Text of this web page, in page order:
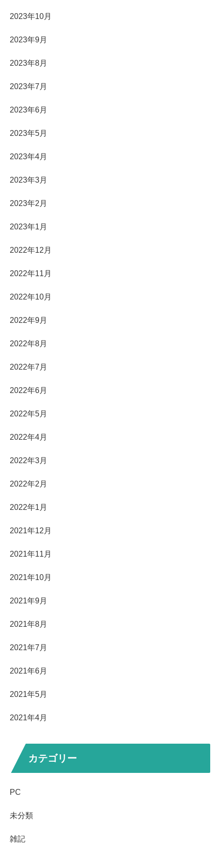
2023年10月
2023年9月
2023年8月
2023年7月
2023年6月
2023年5月
2023年4月
2023年3月
2023年2月
2023年1月
2022年12月
2022年11月
2022年10月
2022年9月
2022年8月
2022年7月
2022年6月
2022年5月
2022年4月
2022年3月
2022年2月
2022年1月
2021年12月
2021年11月
2021年10月
2021年9月
2021年8月
2021年7月
2021年6月
2021年5月
2021年4月
カテゴリー
PC
未分類
雑記